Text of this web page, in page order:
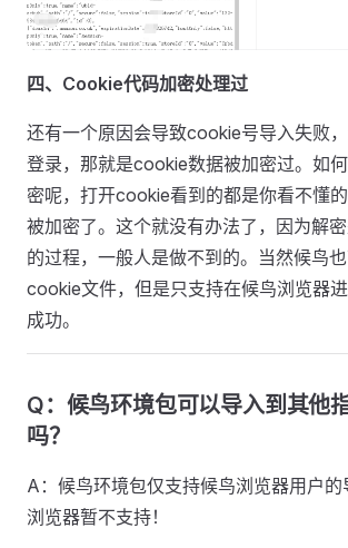
四、Cookie代码加密处理过
还有一个原因会导致cookie号导入失败
登录，那就是cookie数据被加密过。如
密呢，打开cookie看到的都是你看不懂
被加密了。这个就没有办法了，因为解
的过程，一般人是做不到的。当然候鸟
cookie文件，但是只支持在候鸟浏览器
成功。
Q：候鸟环境包可以导入到其他
吗？
A：候鸟环境包仅支持候鸟浏览器用户
浏览器暂不支持！